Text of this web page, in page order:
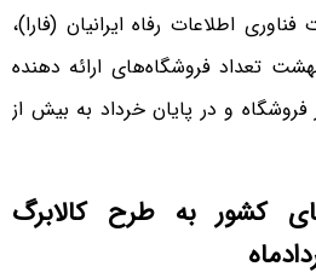
اطلاعات رفاه ایرانیان (فارا)،
تعداد فروشگاه‌های ارائه دهنده
را به 50 هزار فروشگاه و در پایان خرداد به بیش از
کشور به طرح کالابرگ